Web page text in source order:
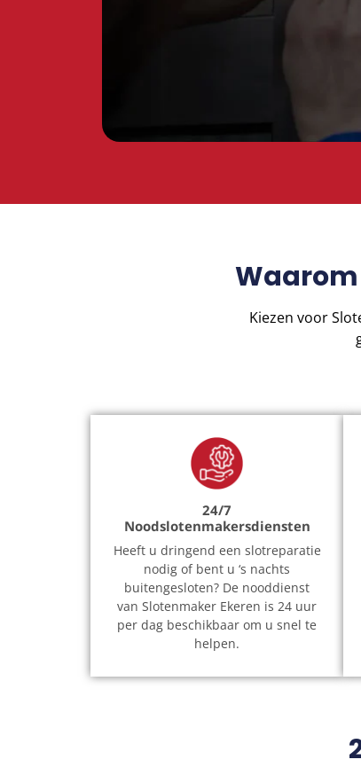
Waarom
Kiezen voor
24/7
Noodslotenmakersdiensten
Heeft u dringend een slotreparatie
nodig of bent u ‘s nachts
buitengesloten? De nooddienst
van Slotenmaker Ekeren is 24 uur
per dag beschikbaar om u snel te
helpen.